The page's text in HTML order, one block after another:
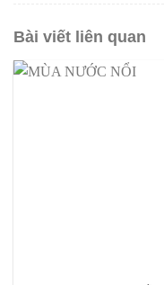
Bài viết liên quan